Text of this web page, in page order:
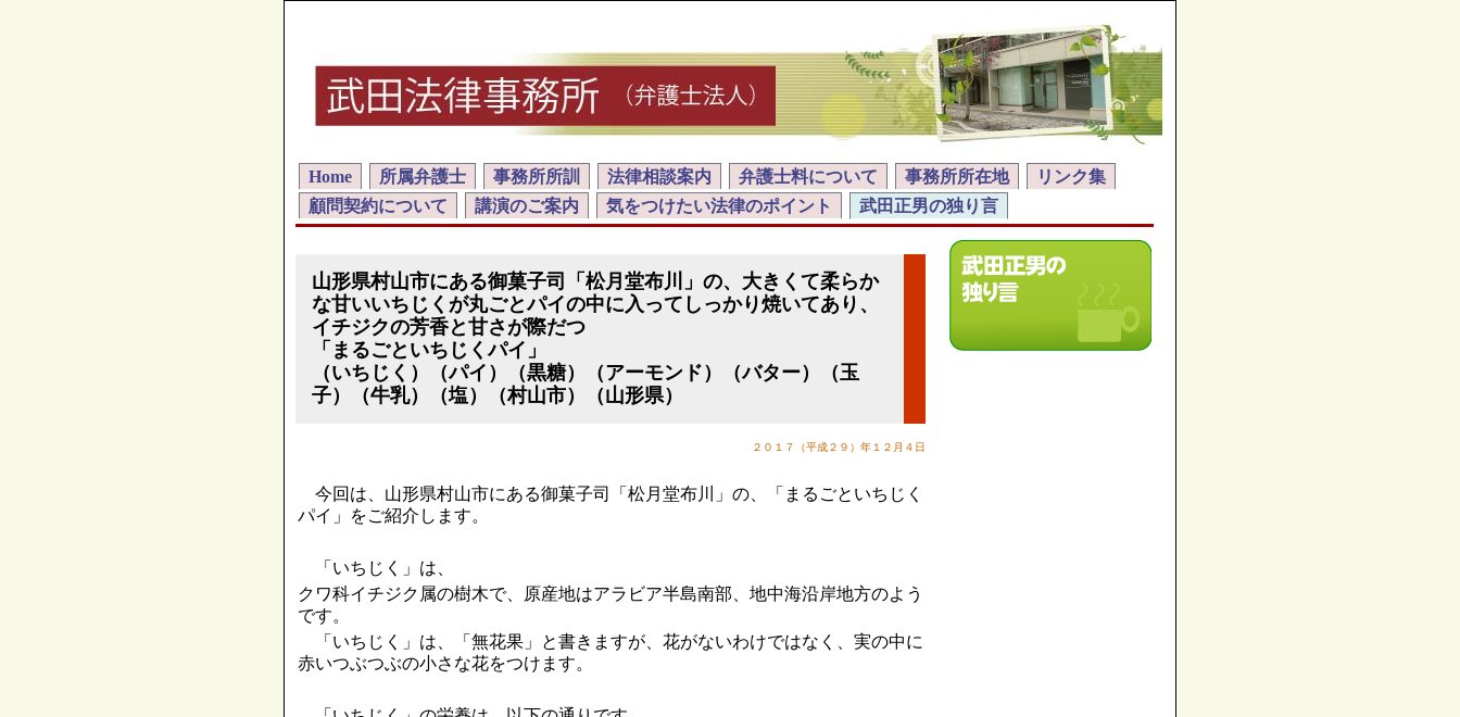
Home 所属弁護士 事務所所訓 法律相談案内 弁護士料について 事務所所在地
リンク集
顧問契約について
講演のご案内 気をつけたい法律のポイント 武田正男の独り言
山形県村山市にある御菓子司「松月堂布川」の、大きくて柔らか
な甘いいちじくが丸ごとパイの中に入ってしっかり焼いてあり、
イチジクの芳香と甘さが際だつ
「まるごといちじくパイ」
（いちじく）（パイ）（黒糖）（アーモンド）（バター）（玉
子）（牛乳）（塩）（村山市）（山形県）
２０１７（平成２９）年１２月４日
今回は、山形県村山市にある御菓子司「松月堂布川」の、「まるごといちじく
パイ」をご紹介します。
「いちじく」は、
クワ科イチジク属の樹木で、原産地はアラビア半島南部、地中海沿岸地方のよう
です。
「いちじく」は、「無花果」と書きますが、花がないわけではなく、実の中に
赤いつぶつぶの小さな花をつけます。